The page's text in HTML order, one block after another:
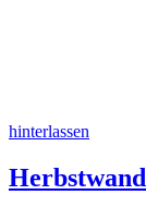
hinterlassen